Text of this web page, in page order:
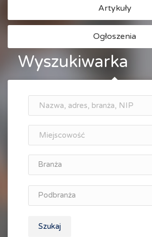
Artykuły
Ogłoszenia
Wyszukiwarka
Branża
Podbranża
Szukaj